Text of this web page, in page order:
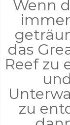
Wenn
das
Reef zu
zu